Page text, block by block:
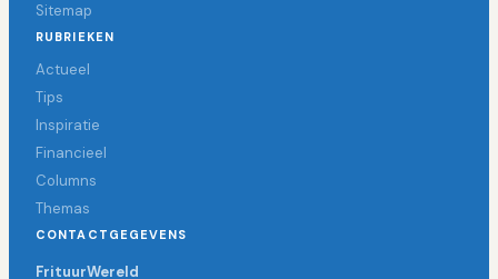
Sitemap
RUBRIEKEN
Actueel
Tips
Inspiratie
Financieel
Columns
Themas
CONTACTGEGEVENS
FrituurWereld